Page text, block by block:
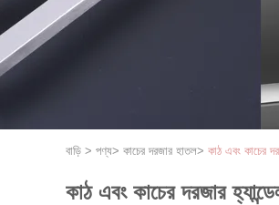
বাড়ি > পণ্য> কাচের দরজার হাতল> কাঠ এবং কাচের
কাঠ এবং কাচের দরজার